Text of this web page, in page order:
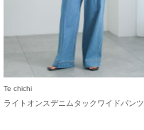
Te chichi
ライトオンスデニムタックワイドパンツ